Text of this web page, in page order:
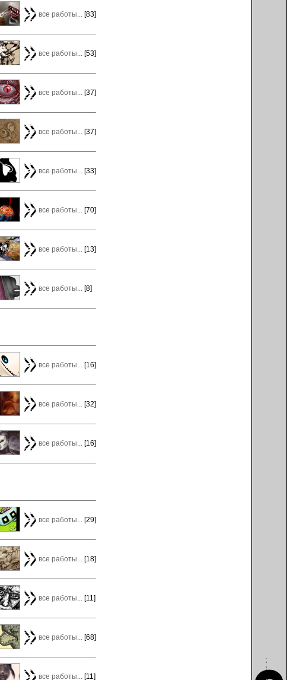
все работы... [83]
все работы... [53]
все работы... [37]
все работы... [37]
все работы... [33]
все работы... [70]
все работы... [13]
все работы... [8]
все работы... [16]
все работы... [32]
все работы... [16]
все работы... [29]
все работы... [18]
все работы... [11]
все работы... [68]
все работы... [11]